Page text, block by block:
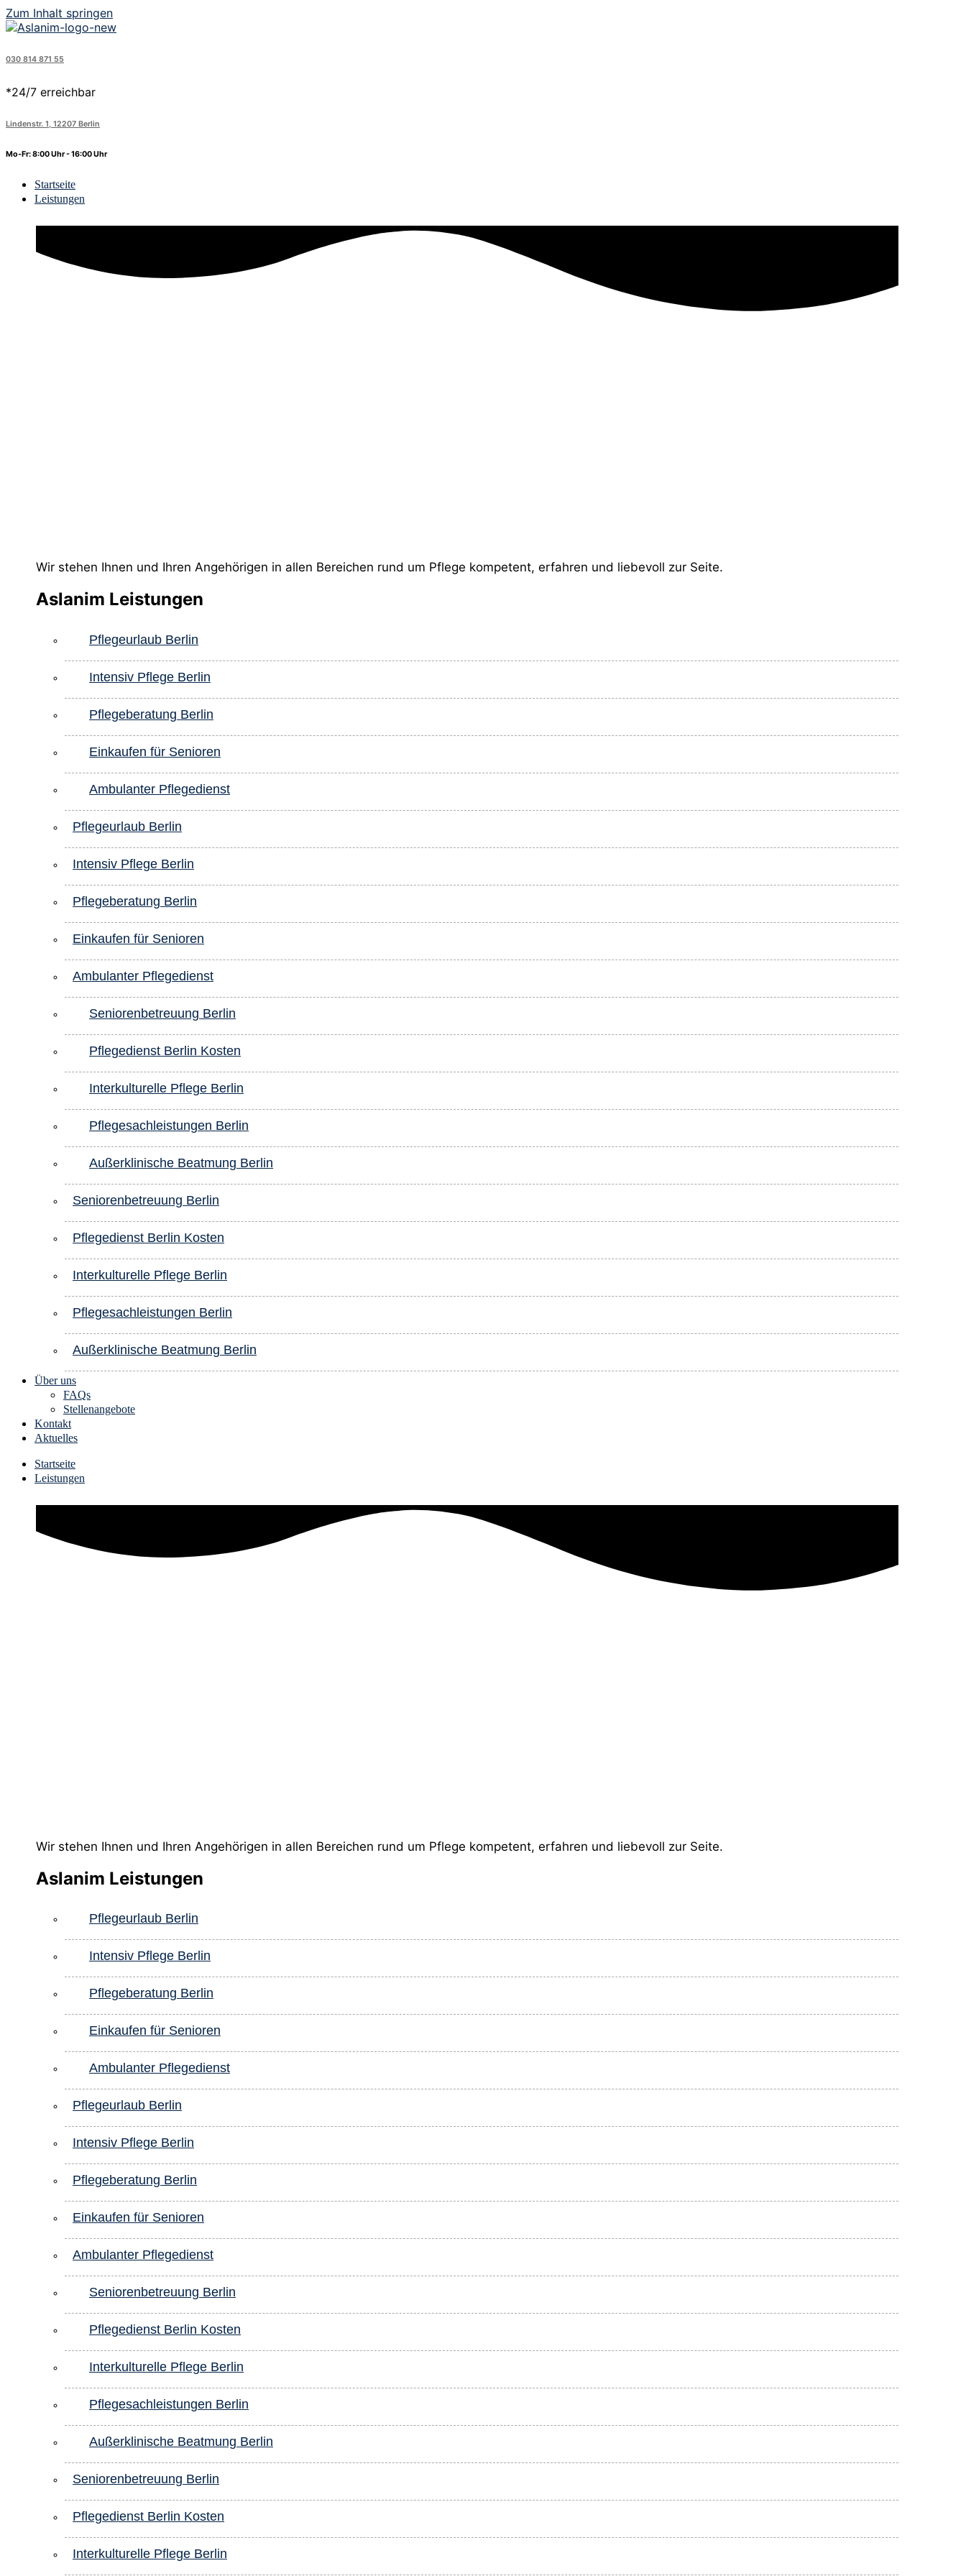
Zum Inhalt springen
030 814 871 55
*24/7 erreichbar
Lindenstr. 1, 12207 Berlin
Mo-Fr: 8:00 Uhr - 16:00 Uhr
Startseite
Leistungen
Wir stehen Ihnen und Ihren Angehörigen in allen Bereichen rund um Pflege kompetent, erfahren und liebevoll zur Seite.
Aslanim Leistungen
Pflegeurlaub Berlin
Intensiv Pflege Berlin
Pflegeberatung Berlin
Einkaufen für Senioren
Ambulanter Pflegedienst
Pflegeurlaub Berlin
Intensiv Pflege Berlin
Pflegeberatung Berlin
Einkaufen für Senioren
Ambulanter Pflegedienst
Seniorenbetreuung Berlin
Pflegedienst Berlin Kosten
Interkulturelle Pflege Berlin
Pflegesachleistungen Berlin
Außerklinische Beatmung Berlin
Seniorenbetreuung Berlin
Pflegedienst Berlin Kosten
Interkulturelle Pflege Berlin
Pflegesachleistungen Berlin
Außerklinische Beatmung Berlin
Über uns
FAQs
Stellenangebote
Kontakt
Aktuelles
Startseite
Leistungen
Wir stehen Ihnen und Ihren Angehörigen in allen Bereichen rund um Pflege kompetent, erfahren und liebevoll zur Seite.
Aslanim Leistungen
Pflegeurlaub Berlin
Intensiv Pflege Berlin
Pflegeberatung Berlin
Einkaufen für Senioren
Ambulanter Pflegedienst
Pflegeurlaub Berlin
Intensiv Pflege Berlin
Pflegeberatung Berlin
Einkaufen für Senioren
Ambulanter Pflegedienst
Seniorenbetreuung Berlin
Pflegedienst Berlin Kosten
Interkulturelle Pflege Berlin
Pflegesachleistungen Berlin
Außerklinische Beatmung Berlin
Seniorenbetreuung Berlin
Pflegedienst Berlin Kosten
Interkulturelle Pflege Berlin